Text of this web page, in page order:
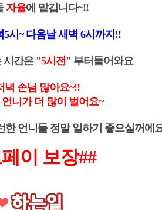
자율에 맡깁니다~!!
5시~ 다음날 새벽 6시까지!!
시간은 "5시전" 부터들어와요
녁 손님 많아요~!!
니가 더 많이 벌어요~
한 언니들 정말 일하기 좋으실꺼에
이 보장##